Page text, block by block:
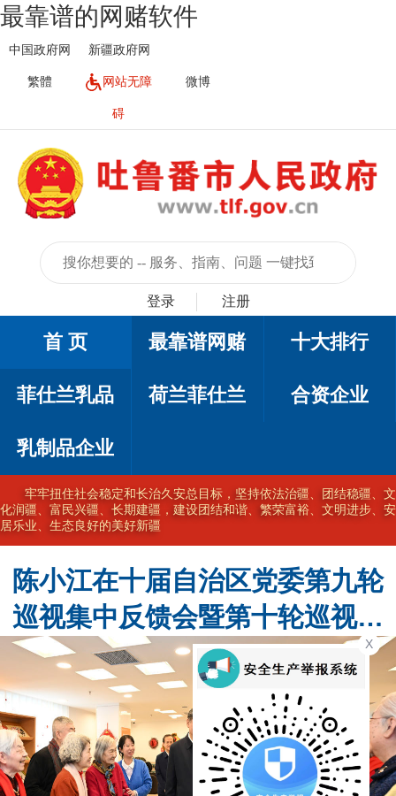
最靠谱的网赌软件
中国政府网 新疆政府网
繁體 网站无障
碍
微博
登录 注册
首 页 最靠谱网赌 十大排行
菲仕兰乳品 荷兰菲仕兰 合资企业
乳制品企业
牢牢扭住社会稳定和长治久安总目标，坚持依法治疆、团结稳疆、文
化润疆、富民兴疆、长期建疆，建设团结和谐、繁荣富裕、文明进步、安
居乐业、生态良好的美好新疆
陈小江在十届自治区党委第九轮
巡视集中反馈会暨第十轮巡视动
员部署会上强调 不断提高巡视的
震慑力穿透力推动力 为建设社会
主义现代化新疆提供坚强政治保
障
X